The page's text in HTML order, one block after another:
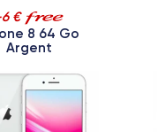
€
8 64 Go
Argent